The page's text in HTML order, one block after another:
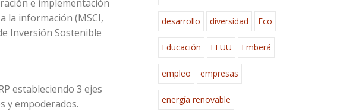
e implementación
la información (MSCI,
Inversión Sostenible
estableciendo 3 ejes
y empoderados.
desarrollo diversidad Eco
Educación EEUU Emberá
empleo empresas
energía renovable